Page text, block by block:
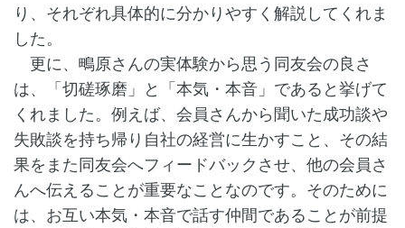
り、それぞれ具体的に分かりやすく解説してくれま
した。
更に、鴫原さんの実体験から思う同友会の良さ
は、「切磋琢磨」と「本気・本音」であると挙げて
くれました。例えば、会員さんから聞いた成功談や
失敗談を持ち帰り自社の経営に生かすこと、その結
果をまた同友会へフィードバックさせ、他の会員さ
んへ伝えることが重要なことなのです。そのために
は、お互い本気・本音で話す仲間であることが前提